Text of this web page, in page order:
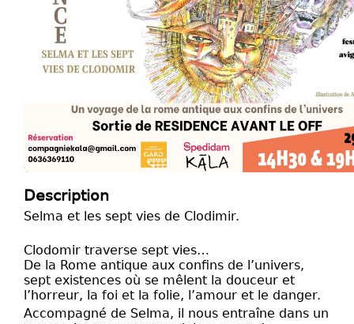
Description
Selma et les sept vies de Clodimir.
Clodomir traverse sept vies…
De la Rome antique aux confins de l’univers,
sept existences où se mêlent la douceur et
l’horreur, la foi et la folie, l’amour et le danger.
Accompagné de Selma, il nous entraîne dans un